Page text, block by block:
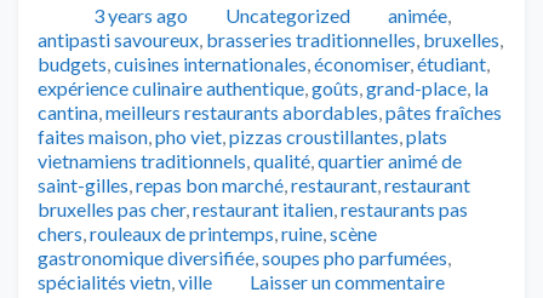
Publié3 years ago Catégories
Uncategorized Tags
animée,
antipasti savoureux, brasseries traditionnelles, bruxelles,
budgets,cuisines internationales,économiser,étudiant,
expérience culinaire authentique,goûts,grand-place, la
cantina,meilleurs restaurants abordables,pâtes fraîches
faites maison,pho viet,pizzas croustillantes,plats
vietnamiens traditionnels,qualité,quartier animé de
saint-gilles,repas bon marché,restaurant,restaurant
bruxelles pas cher,restaurant italien,restaurants pas
chers,rouleaux de printemps,ruine,scène
gastronomique diversifiée,soupes pho parfumées,
spécialités vietn,ville Laisser un commentaire